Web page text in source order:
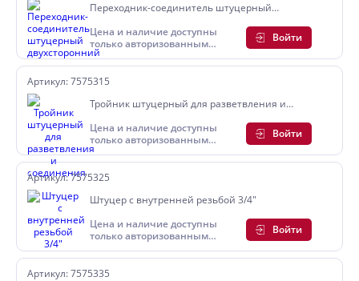
Переходник-соединитель штуцерный
Цена и наличие доступны
только авторизованным
пользователям
Войти
Артикул: 7575315
Тройник штуцерный для разветвления и
Цена и наличие доступны
только авторизованным
пользователям
Войти
Артикул: 7575325
Штуцер с внутренней резьбой 3/4"
Цена и наличие доступны
только авторизованным
пользователям
Войти
Артикул: 7575335